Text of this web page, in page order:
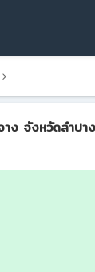
าง จังหวัดลำปาง